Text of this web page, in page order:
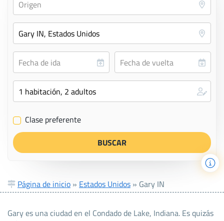
✔ Clase preferente
Página de inicio » Estados Unidos » Gary IN
Gary es una ciudad en el Condado de Lake, Indiana. Es quizás